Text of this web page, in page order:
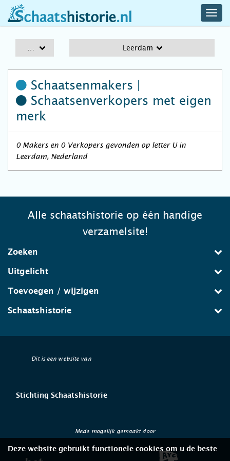
schaatshistorie.nl
Leerdam
Schaatsenmakers |
Schaatsenverkopers met eigen
merk
0 Makers en 0 Verkopers gevonden op letter U in
Leerdam, Nederland
Alle schaatshistorie op één handige
verzamelsite!
Zoeken
Uitgelicht
Toevoegen / wijzigen
Schaatshistorie
Dit is een website van
Stichting Schaatshistorie
Mede mogelijk gemaakt door
Deze website gebruikt functionele cookies om u de beste